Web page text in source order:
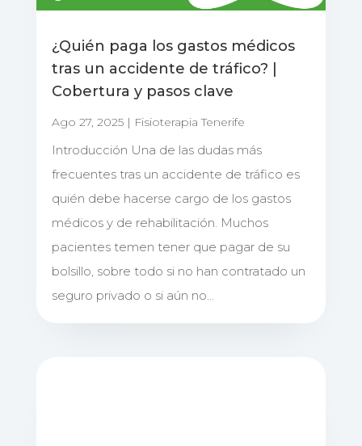
¿Quién paga los gastos médicos
tras un accidente de tráfico? |
Cobertura y pasos clave
Ago 27, 2025| Fisioterapia Tenerife
Introducción Una de las dudas más
frecuentes tras un accidente de tráfico es
quién debe hacerse cargo de los gastos
médicos y de rehabilitación. Muchos
pacientes temen tener que pagar de su
bolsillo, sobre todo si no han contratado un
seguro privado o si aún no...